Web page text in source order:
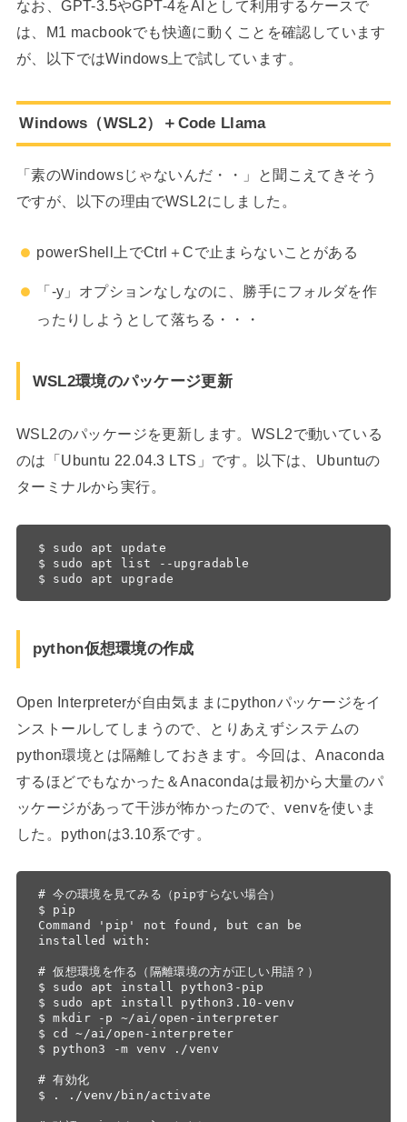
なお、GPT-3.5やGPT-4をAIとして利用するケースで
は、M1 macbookでも快適に動くことを確認しています
が、以下ではWindows上で試しています。
Windows（WSL2）＋Code Llama
「素のWindowsじゃないんだ・・」と聞こえてきそう
ですが、以下の理由でWSL2にしました。
powerShell上でCtrl＋Cで止まらないことがある
「-y」オプションなしなのに、勝手にフォルダを作
ったりしようとして落ちる・・・
WSL2環境のパッケージ更新
WSL2のパッケージを更新します。WSL2で動いている
のは「Ubuntu 22.04.3 LTS」です。以下は、Ubuntuの
ターミナルから実行。
$ sudo apt update
$ sudo apt list --upgradable
$ sudo apt upgrade
python仮想環境の作成
Open Interpreterが自由気ままにpythonパッケージをイ
ンストールしてしまうので、とりあえずシステムの
python環境とは隔離しておきます。今回は、Anaconda
するほどでもなかった＆Anacondaは最初から大量のパ
ッケージがあって干渉が怖かったので、venvを使いま
した。pythonは3.10系です。
# 今の環境を見てみる（pipすらない場合）
$ pip
Command 'pip' not found, but can be
installed with:
# 仮想環境を作る（隔離環境の方が正しい用語？）
$ sudo apt install python3-pip
$ sudo apt install python3.10-venv
$ mkdir -p ~/ai/open-interpreter
$ cd ~/ai/open-interpreter
$ python3 -m venv ./venv
# 有効化
$ . ./venv/bin/activate